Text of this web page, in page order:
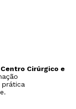
Cirúrgico e
prática